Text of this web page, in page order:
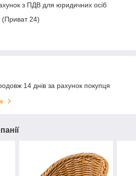
з ПДВ для юридичних осіб
(Приват 24)
14 днів за рахунок покупця